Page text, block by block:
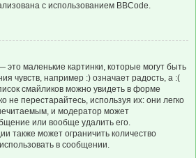
с использованием BBCode.
маленькие картинки, которые могут быть
чувств, например :) означает радость, а :(
смайликов можно увидеть в форме
не перестарайтесь, используя их: они легко
и модератор может
или вообще удалить его.
также может ограничить количество
в сообщении.